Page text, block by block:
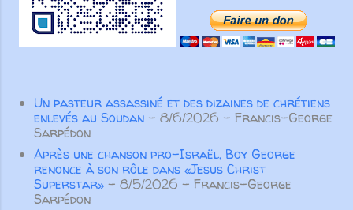
tous les jours de sa vie, afin
d’apprendre à craindre le
Seigneur, son Dieu, et à observer
toutes les articulations dont il est
pourvu. Ainsi, lorsque chaque
partie fonctionne comme elle doit,
l’amour” ( Ep 4. 15-16 ). Pour Paul
l’important n’est pas tant d’éviter
de parler de manière inconsidérée
ou vaine, ou de colporter des
médisances ou des mensonges,
Un pasteur assassiné et des dizaines de chrétiens
enlevés au Soudan - 8/6/2026 - Francis-George
Sarpédon
Après une chanson pro-Israël, Boy George
renonce à son rôle dans «Jesus Christ
Superstar» - 8/5/2026 - Francis-George
Sarpédon